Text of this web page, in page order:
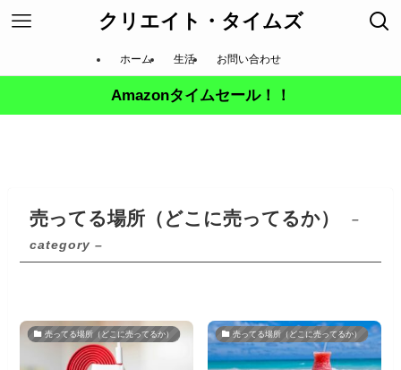
クリエイト・タイムズ
ホーム 生活 お問い合わせ
Amazonタイムセール！！
売ってる場所（どこに売ってるか）
–
category –
売ってる場所（どこに売ってるか） 売ってる場所（どこに売ってるか）